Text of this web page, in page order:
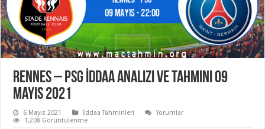
Rennes – PSG İddaa Analizi ve Tahmini 09
Mayıs 2021
6 Mayıs 2021 İddaa Tahminleri
Yorumlar
1,208 Görüntülenme